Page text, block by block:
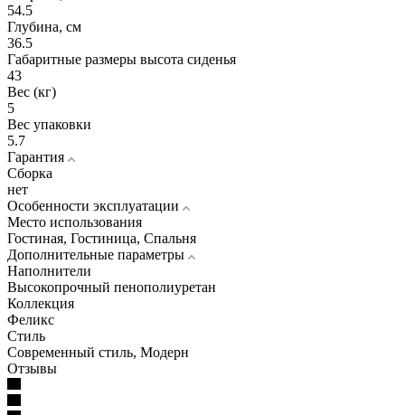
54.5
Глубина, см
36.5
Габаритные размеры высота сиденья
43
Вес (кг)
5
Вес упаковки
5.7
Гарантия
Сборка
нет
Особенности эксплуатации
Место использования
Гостиная, Гостиница, Спальня
Дополнительные параметры
Наполнители
Высокопрочный пенополиуретан
Коллекция
Феликс
Стиль
Современный стиль, Модерн
Отзывы